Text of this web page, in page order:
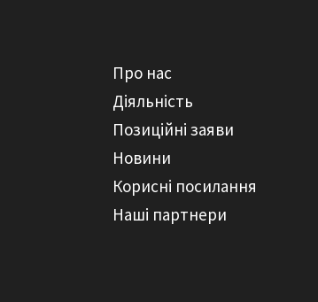
Про нас
Діяльність
Позиційні заяви
Новини
Корисні посилання
Наші партнери